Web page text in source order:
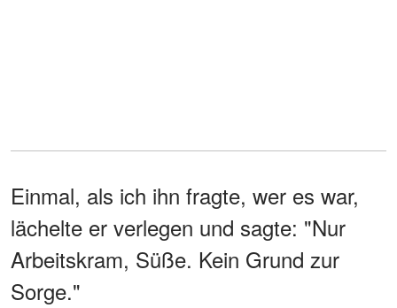
Einmal, als ich ihn fragte, wer es war,
lächelte er verlegen und sagte: "Nur
Arbeitskram, Süße. Kein Grund zur
Sorge."